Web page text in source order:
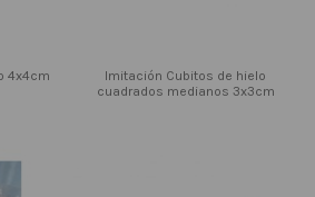
4x4cm
Imitación Cubitos de hielo
cuadrados medianos 3x3cm